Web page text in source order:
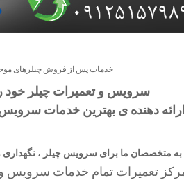
خدمات پس از فروش چیلرهای
سرویس و تعمیرات چیلر خود
دهنده ی بهترین خدمات سرویس،
به متخصصان ما برای سرویس چیلر ، نگهداری و
تعمیرات تمام خدمات سرویس و